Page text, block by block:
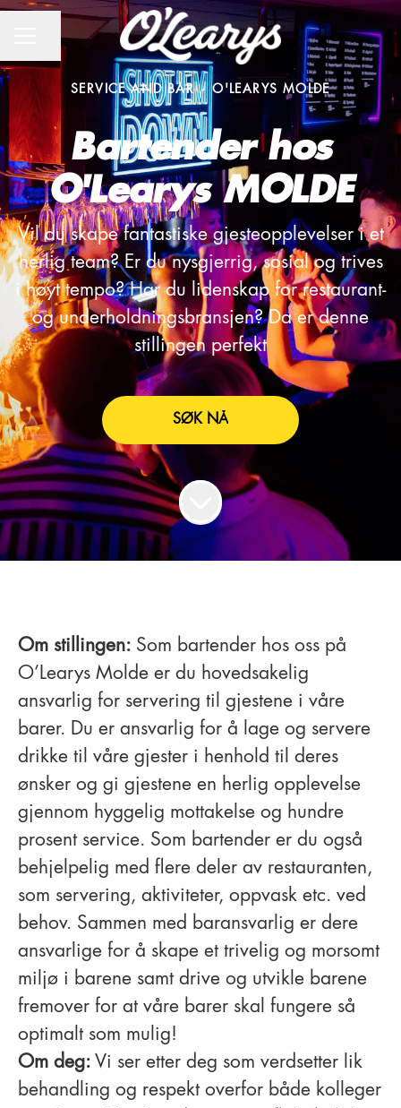
CAREER MENU
Share page
SERVICE AND BAR · O'LEARYS MOLDE
Bartender hos
O'Learys MOLDE
Vil du skape fantastiske gjesteopplevelser i et
herlig team? Er du nysgjerrig, sosial og trives
i høyt tempo? Har du lidenskap for restaurant-
og underholdningsbransjen? Da er denne
stillingen perfekt
SØK NÅ
Om stillingen: Som bartender hos oss på
O’Learys Molde er du hovedsakelig
ansvarlig for servering til gjestene i våre
barer. Du er ansvarlig for å lage og servere
drikke til våre gjester i henhold til deres
ønsker og gi gjestene en herlig opplevelse
gjennom hyggelig mottakelse og hundre
prosent service. Som bartender er du også
behjelpelig med flere deler av restauranten,
som servering, aktiviteter, oppvask etc. ved
behov. Sammen med baransvarlig er dere
ansvarlige for å skape et trivelig og morsomt
miljø i barene samt drive og utvikle barene
fremover for at våre barer skal fungere så
optimalt som mulig!
Om deg: Vi ser etter deg som verdsetter lik
behandling og respekt overfor både kolleger